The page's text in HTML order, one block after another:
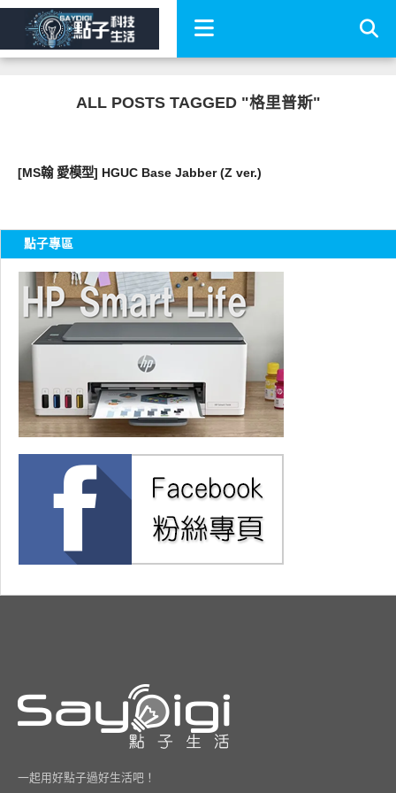
ALL POSTS TAGGED "格里普斯"
[MS翰 愛模型] HGUC Base Jabber (Z ver.)
點子專區
一起用好點子過好生活吧！